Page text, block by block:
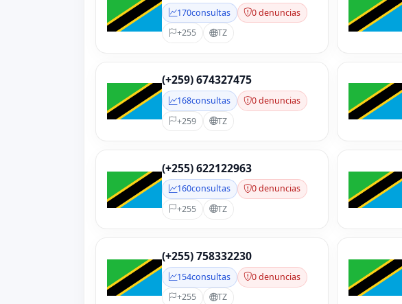
170consultas
0 denuncias
+255
TZ
(+259) 674327475
168consultas
0 denuncias
+259
TZ
(+255) 622122963
160consultas
0 denuncias
+255
TZ
(+255) 758332230
154consultas
0 denuncias
+255
TZ